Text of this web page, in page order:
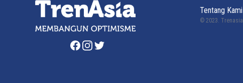
Facebook
Instagram
Twitter
Tentang Kami
© 2023. Trenasia